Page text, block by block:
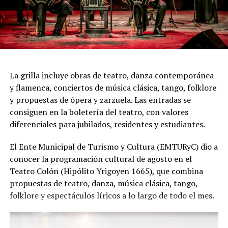
"Queremos que quienes todavía no conocen Tango
Furia descubran por qué el tango puede emocionar a
todas las generaciones. Y que quienes ya vivieron una de
nuestras funciones tengan ganas de volver, porque cada
función hay meses de ensayo y un enorme trabajo en
equipo para emocionar y sorprender al
público", expresa Emmanuel Marín.
distinguida con los Premios Estrella de Mar 2024 y
2026 como Mejor Espectáculo de Danza y con el Premio
Faro de Oro 2024. Además, Emmanuel Marín y Lola
Gutiérrez Rey obtuvieron el subcampeonato en el
Mundial de Tango de Buenos Aires.
La grilla incluye obras de teatro, danza contemporánea
y flamenca, conciertos de música clásica, tango, folklore
y propuestas de ópera y zarzuela. Las entradas se
consiguen en la boletería del teatro, con valores
diferenciales para jubilados, residentes y estudiantes.
El Ente Municipal de Turismo y Cultura (EMTURyC) dio a
conocer la programación cultural de agosto en el
Teatro Colón (Hipólito Yrigoyen 1665), que combina
propuestas de teatro, danza, música clásica, tango,
folklore y espectáculos líricos a lo largo de todo el mes.